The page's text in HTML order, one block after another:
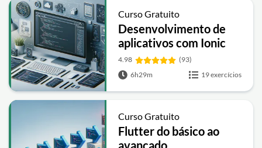
Curso Gratuito
Desenvolvimento de
aplicativos com Ionic
4.98
(93)
6h29m
19 exercícios
Curso Gratuito
Flutter do básico ao
avançado